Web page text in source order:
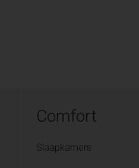
Comfort
Slaapkamers